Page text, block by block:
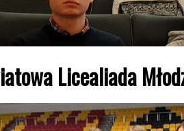
Licealiada